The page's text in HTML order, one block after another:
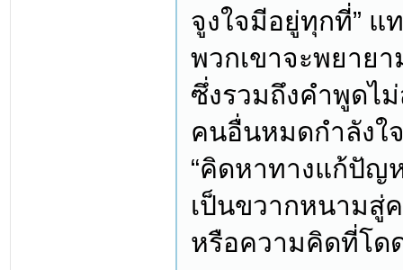
จูงใจมีอยู่ทุกที่” แ
พวกเขาจะพยาย
ซึ่งรวมถึงคำพูดไ
คนอื่นหมดกำลังใ
“คิดหาทางแก้ปัญ
เป็นขวากหนามสู่
หรือความคิดที่โด